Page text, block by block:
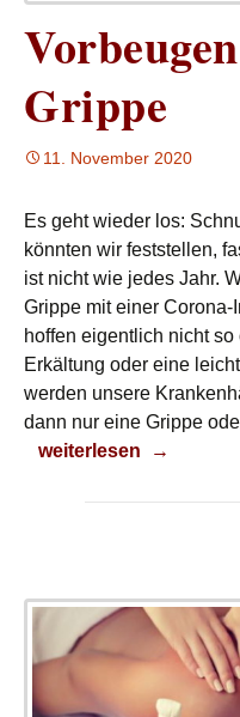
Grippe
11. November 2020
Es geht wieder los:
könnten wir feststellen,
ist nicht wie jedes Jahr.
Grippe mit einer
hoffen eigentlich nicht
Erkältung oder eine
werden unsere
dann nur eine Grippe
Vorbeugen gegen die
weiterlesen →